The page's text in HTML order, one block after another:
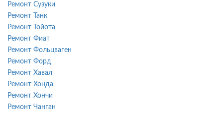
Ремонт Сузуки
Ремонт Танк
Ремонт Тойота
Ремонт Фиат
Ремонт Фольцваген
Ремонт Форд
Ремонт Хавал
Ремонт Хонда
Ремонт Хончи
Ремонт Чанган